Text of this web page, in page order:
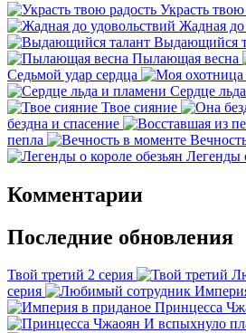
Украсть твою
Жадная до
Выдающийся
Пылающая весна
Седьмой удар сердца
Сердце
Твое сияние
бездна и спасение
пепла
Легенды
Комментарии
Последние обновления
Твой третий 2 серия
серия
Принцесса
И вспыхнуло